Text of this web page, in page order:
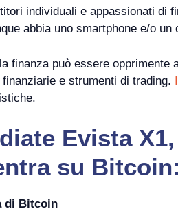
individuali e appassionati di
abbia uno smartphone e/o
finanza può essere opprimente
e strumenti di trading.
Evista
su Bitcoin:
di Bitcoin